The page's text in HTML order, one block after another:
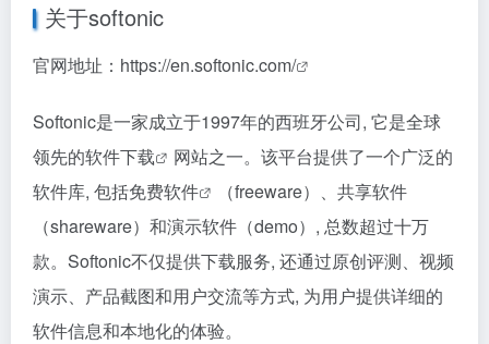
关于softonic
官网地址： https://en.softonic.com/
Softonic是一家成立于1997年的西班牙公司, 它是全球
领先的软件下载
网站之一。该平台提供了一个广泛的
软件库, 包括免费软件
（freeware）、共享软件
（shareware）和演示软件（demo）, 总数超过十万
款。Softonic不仅提供下载服务, 还通过原创评测、视频
演示、产品截图和用户交流等方式, 为用户提供详细的
软件信息和本地化的体验。